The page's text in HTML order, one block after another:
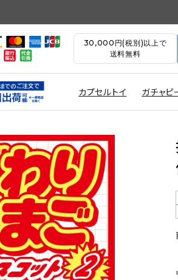
30,000円(税別)以上で
送料無料
カプセルトイ ガチャピ